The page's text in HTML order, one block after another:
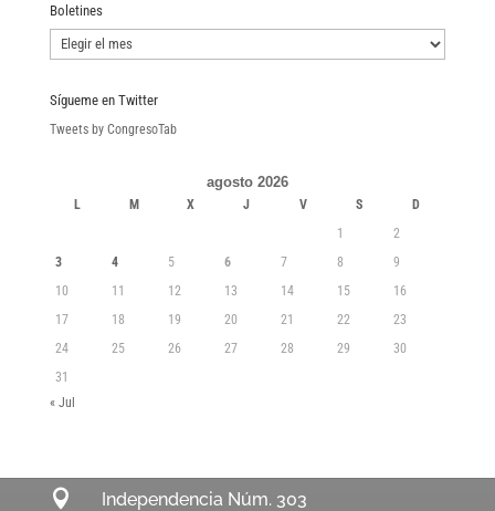
Boletines
Boletines
Sígueme en Twitter
Tweets by CongresoTab
agosto 2026
L M X J V S
D
1
2
3
4 5 6 7 8
9
10
11 12 13 14 15
16
17
18 19 20 21 22
23
24
25 26 27 28 29
30
31
« Jul

Independencia Núm. 303